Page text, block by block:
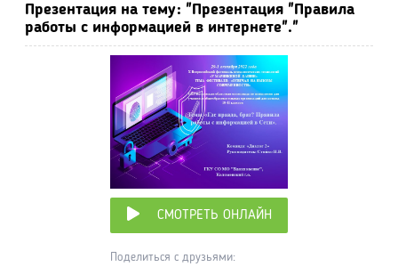
Презентация на тему: "Презентация "Правила
работы с информацией в интернете"."
СМОТРЕТЬ ОНЛАЙН
Поделиться с друзьями: